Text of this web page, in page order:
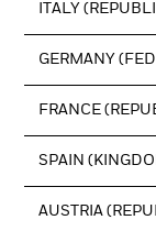
ITALY
GERMANY
FRANCE
SPAIN
AUSTRIA